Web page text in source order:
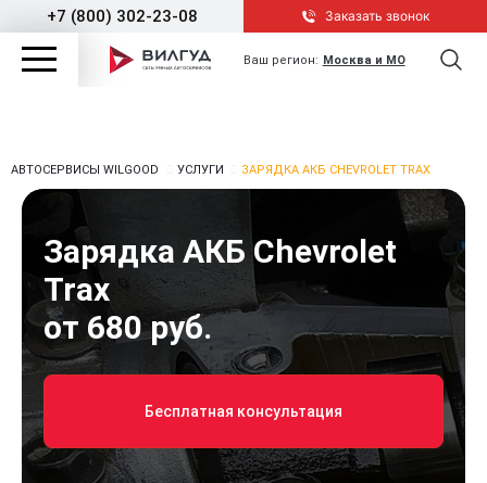
+7 (800) 302-23-08 Заказать звонок
Ваш регион: Москва и МО
АВТОСЕРВИСЫ WILGOOD УСЛУГИ ЗАРЯДКА АКБ CHEVROLET TRAX
Зарядка АКБ Chevrolet
Trax
от 680 руб.
Бесплатная консультация